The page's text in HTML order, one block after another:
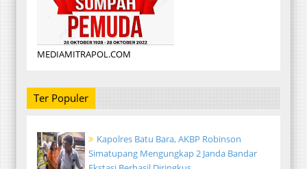
MEDIAMITRAPOL.COM
Ter Populer
Kapolres Batu Bara, AKBP Robinson
Simatupang Mengungkap 2 Janda Bandar